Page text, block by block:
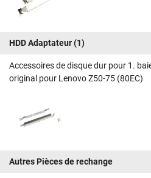
HDD Adaptateur(1)
Accessoires de disque dur pour 1.
original pour Lenovo Z50-75 (80EC)
Autres Pièces de rechange